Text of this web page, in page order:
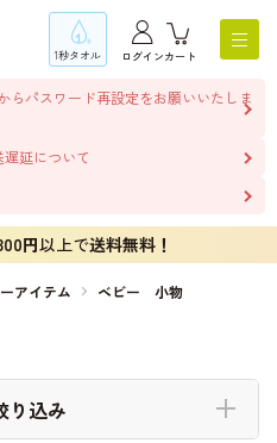
1秒タオル ログインカート
らパスワード再設定をお願いいたしま
遅延について
円以上で送料無料！
アイテム ベビー 小物
り込み